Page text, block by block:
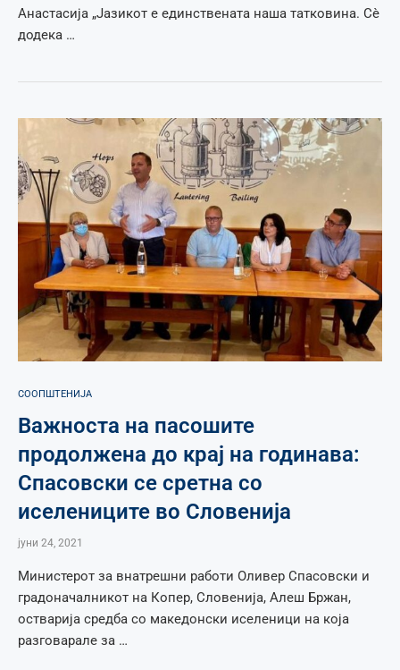
Анастасија „Јазикот е единствената наша татковина. Сѐ
додека …
СООПШТЕНИЈА
Важноста на пасошите
продолжена до крај на годинава:
Спасовски се сретна со
иселениците во Словенија
јуни 24, 2021
Министерот за внатрешни работи Оливер Спасовски и
градоначалникот на Копер, Словенија, Алеш Бржан,
остварија средба со македонски иселеници на која
разговарале за …